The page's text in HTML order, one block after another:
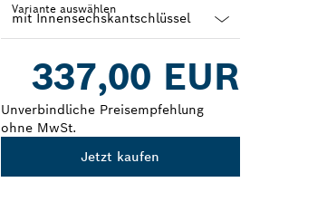
Variante auswählen
closed337,00 EUR
Unverbindliche Preisempfehlung
ohne MwSt.
Jetzt kaufen